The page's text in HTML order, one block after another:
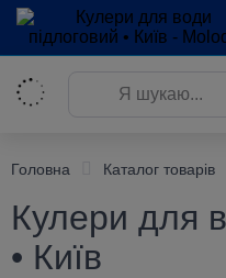
Головна Каталог товарів
Кулери для
• Київ